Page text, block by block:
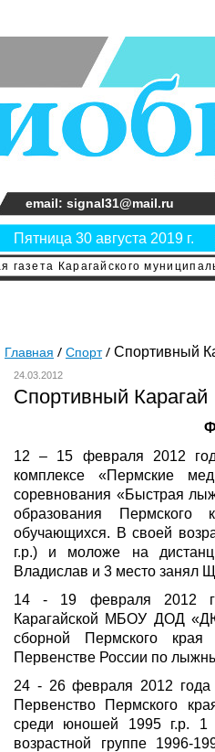
газета Карагайского
Пятница 30 августа 2019 г.
email: signal31@mail.ru
Главная Спорт Спортивный
24.03.2012
Спортивный Карагай
12 – 15 февраля 2012
комплексе «Пермские
соревнования «Быстрая
образования
обучающихся. В своей
г.р.) и моложе на
Владислав и 3 место занял
14 - 19 февраля 2012
Карагайской МБОУ ДОД
сборной Пермского
Первенстве России по
24 - 26 февраля 2012
Первенство Пермского
среди юношей 1995 г.р. 1
возрастной группе 1996-